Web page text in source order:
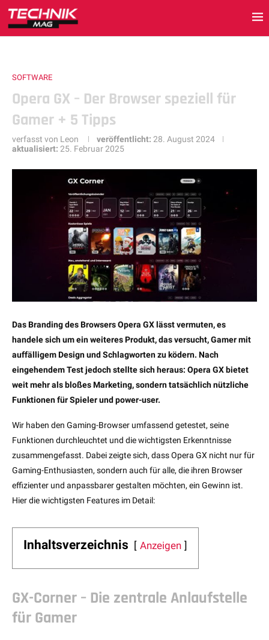
SOFTWARE
Opera GX – Der Browser speziell für
Gamer + 5 Tipps
verfasst von Leon veröffentlicht: 28. August 2024
aktualisiert: 25. Februar 2025
Das Branding des Browsers Opera GX lässt vermuten, es
handele sich um ein weiteres Produkt, das versucht, Gamer mit
auffälligem Design und Schlagworten zu ködern. Nach
eingehendem Test jedoch stellte sich heraus: Opera GX bietet
weit mehr als bloßes Marketing, sondern tatsächlich nützliche
Funktionen für Spieler und power-user.
Wir haben den Gaming-Browser umfassend getestet, seine
Funktionen durchleuchtet und die wichtigsten Erkenntnisse
zusammengefasst. Dabei zeigte sich, dass Opera GX nicht nur für
Gaming-Enthusiasten, sondern auch für alle, die ihren Browser
effizienter und anpassbarer gestalten möchten, ein Gewinn ist.
Hier die wichtigsten Features im Detail:
Inhaltsverzeichnis Anzeigen
GX-Corner – Die zentrale Anlaufstelle
für Gamer